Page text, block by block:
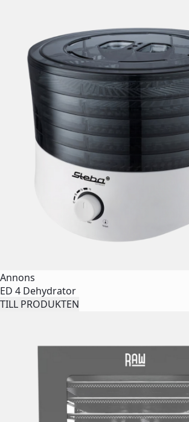
Annons
ED 4 Dehydrator
TILL PRODUKTEN